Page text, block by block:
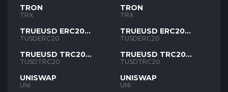
TRON
TRX
TRUEUSD ERC20
TUSD
TUSDERC20
TRUEUSD TRC20
TUSD
TUSDTRC20
UNISWAP
UNI
TRON
TRX
TRUEUSD ERC20
TUSD
TUSDERC20
TRUEUSD TRC20
TUSD
TUSDTRC20
UNISWAP
UNI